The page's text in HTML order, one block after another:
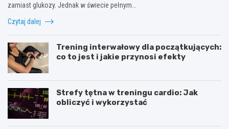
zamiast glukozy. Jednak w świecie pełnym…
Czytaj dalej
Trening interwałowy dla początkujących:
co to jest i jakie przynosi efekty
Strefy tętna w treningu cardio: Jak
obliczyć i wykorzystać